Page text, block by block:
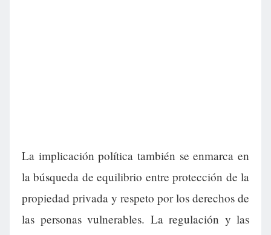
La implicación política también se enmarca en
la búsqueda de equilibrio entre protección de la
propiedad privada y respeto por los derechos de
las personas vulnerables. La regulación y las